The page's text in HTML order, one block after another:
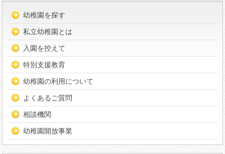
幼稚園を探す
私立幼稚園とは
入園を控えて
特別支援教育
幼稚園の利用について
よくあるご質問
相談機関
幼稚園開放事業